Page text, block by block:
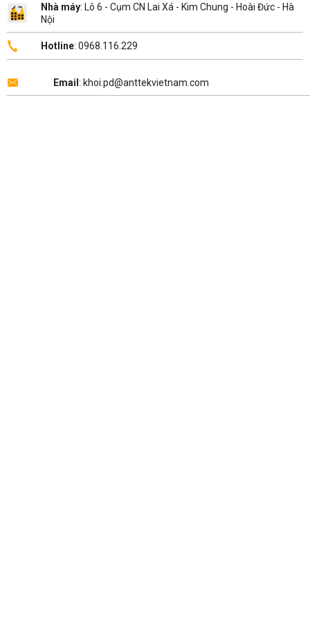
Nhà máy: Lô 6 - Cụm CN Lai Xá - Kim Chung - Hoài Đức - Hà
Nội
Hotline: 0968.116.229
Email : khoi.pd@anttekvietnam.com